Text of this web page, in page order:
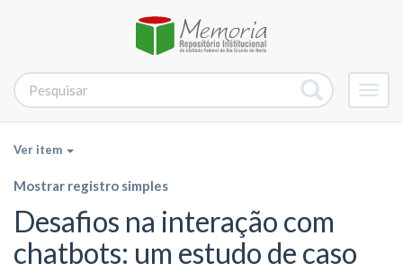
Ver item
Mostrar registro simples
Desafios na interação com
chatbots: um estudo de caso